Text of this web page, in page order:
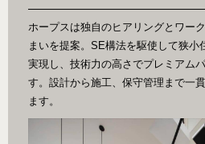
ホープスは独自のヒアリングとワー
まいを提案。SE構法を駆使して狭小
実現し、技術力の高さでプレミアム
す。設計から施工、保守管理まで一
ます。